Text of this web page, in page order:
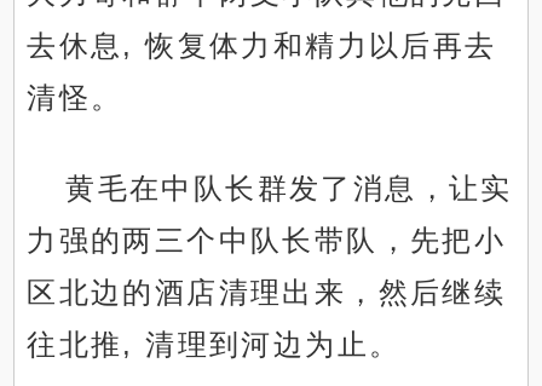
去休息, 恢复体力和精力以后再去
清怪。
黄毛在中队长群发了消息，让实
力强的两三个中队长带队，先把小
区北边的酒店清理出来，然后继续
往北推, 清理到河边为止。